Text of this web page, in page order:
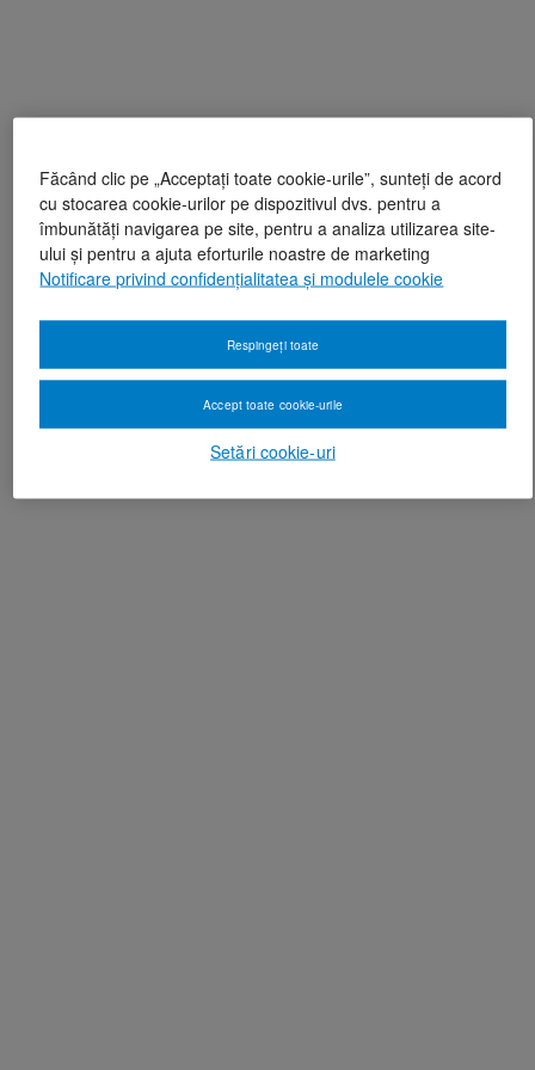
Făcând clic pe „Acceptați toate cookie-urile”, sunteți de acord
cu stocarea cookie-urilor pe dispozitivul dvs. pentru a
îmbunătăți navigarea pe site, pentru a analiza utilizarea site-
ului și pentru a ajuta eforturile noastre de marketing
Notificare privind confidențialitatea și modulele cookie
Setări cookie-uri
Respingeți toate
Accept toate cookie-urile